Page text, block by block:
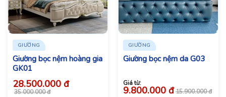
GIƯỜNG
Giường bọc nệm hoàng gia
GK01
28.500.000 đ
Giá
35.000.000đ
GIƯỜNG
Giường bọc nệm da G03
Giá từ:
9.800.000 đ 15.900.000đ